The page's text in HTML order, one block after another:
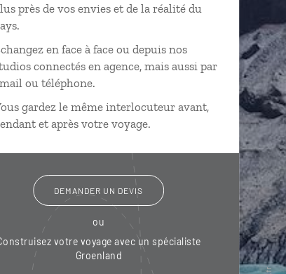
près de vos envies et de la réalité du
en face à face ou depuis nos
connectés en agence, mais aussi par
ou téléphone.
gardez le même interlocuteur avant,
et après votre voyage.
DEMANDER UN DEVIS
ou
votre voyage avec un spécialiste
Groenland